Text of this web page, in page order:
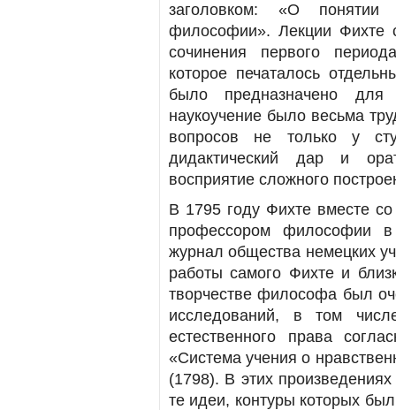
заголовком: «О понятии
философии». Лекции Фихте
сочинения первого
которое печаталось
было предназначено
наукоучение было весьма
вопросов не только у
дидактический дар и
восприятие сложного
В 1795 году Фихте вместе
профессором философии
журнал общества немецких
работы самого Фихте и
творчестве философа был
исследований, в том
естественного права
«Система учения о
(1798). В этих
те идеи, контуры которых